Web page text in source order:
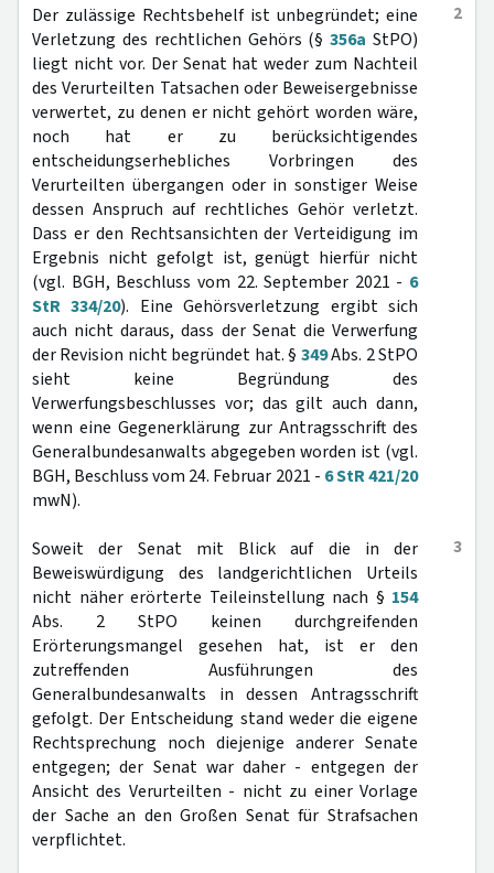
2
Der zulässige Rechtsbehelf ist unbegründet; eine
Verletzung des rechtlichen Gehörs (§356a StPO)
liegt nicht vor. Der Senat hat weder zum Nachteil
des Verurteilten Tatsachen oder Beweisergebnisse
verwertet, zu denen er nicht gehört worden wäre,
noch hat er zu berücksichtigendes
entscheidungserhebliches Vorbringen des
Verurteilten übergangen oder in sonstiger Weise
dessen Anspruch auf rechtliches Gehör verletzt.
Dass er den Rechtsansichten der Verteidigung im
Ergebnis nicht gefolgt ist, genügt hierfür nicht
(vgl. BGH, Beschluss vom 22. September 2021 - 6
StR 334/20). Eine Gehörsverletzung ergibt sich
auch nicht daraus, dass der Senat die Verwerfung
der Revision nicht begründet hat. § 349Abs. 2 StPO
sieht keine Begründung des
Verwerfungsbeschlusses vor; das gilt auch dann,
wenn eine Gegenerklärung zur Antragsschrift des
Generalbundesanwalts abgegeben worden ist (vgl.
BGH, Beschluss vom 24. Februar 2021 - 6 StR 421/20
mwN).
3
Soweit der Senat mit Blick auf die in der
Beweiswürdigung des landgerichtlichen Urteils
nicht näher erörterte Teileinstellung nach § 154
Abs. 2 StPO keinen durchgreifenden
Erörterungsmangel gesehen hat, ist er den
zutreffenden Ausführungen des
Generalbundesanwalts in dessen Antragsschrift
gefolgt. Der Entscheidung stand weder die eigene
Rechtsprechung noch diejenige anderer Senate
entgegen; der Senat war daher - entgegen der
Ansicht des Verurteilten - nicht zu einer Vorlage
der Sache an den Großen Senat für Strafsachen
verpflichtet.